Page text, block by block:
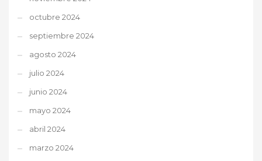
octubre 2024
septiembre 2024
agosto 2024
julio 2024
junio 2024
mayo 2024
abril 2024
marzo 2024